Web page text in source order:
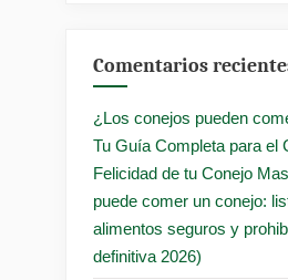
Comentarios
¿Los conejos pueden
Tu Guía Completa para el
Felicidad de tu Conejo
puede comer un conejo:
alimentos seguros y
definitiva 2026)